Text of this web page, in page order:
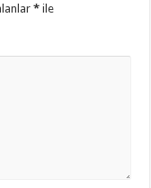
* ile